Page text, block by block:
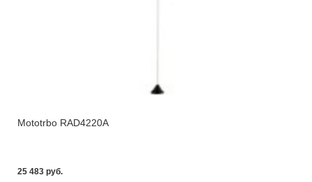
Mototrbo RAD4220A
25 483 pуб.